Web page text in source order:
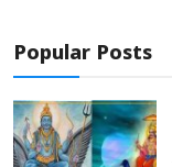
Popular Posts